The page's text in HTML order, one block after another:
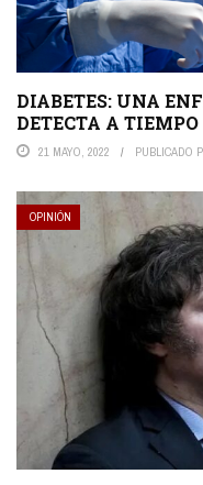
DIABETES: UNA
DETECTA A TIEMPO
21 MAYO, 2022 PUBLICADO
OPINIÓN